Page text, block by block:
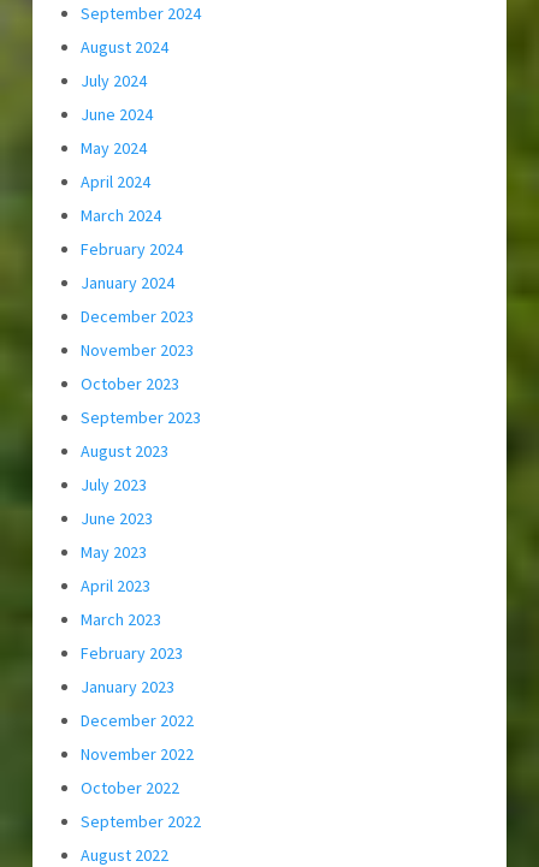
September 2024
August 2024
July 2024
June 2024
May 2024
April 2024
March 2024
February 2024
January 2024
December 2023
November 2023
October 2023
September 2023
August 2023
July 2023
June 2023
May 2023
April 2023
March 2023
February 2023
January 2023
December 2022
November 2022
October 2022
September 2022
August 2022